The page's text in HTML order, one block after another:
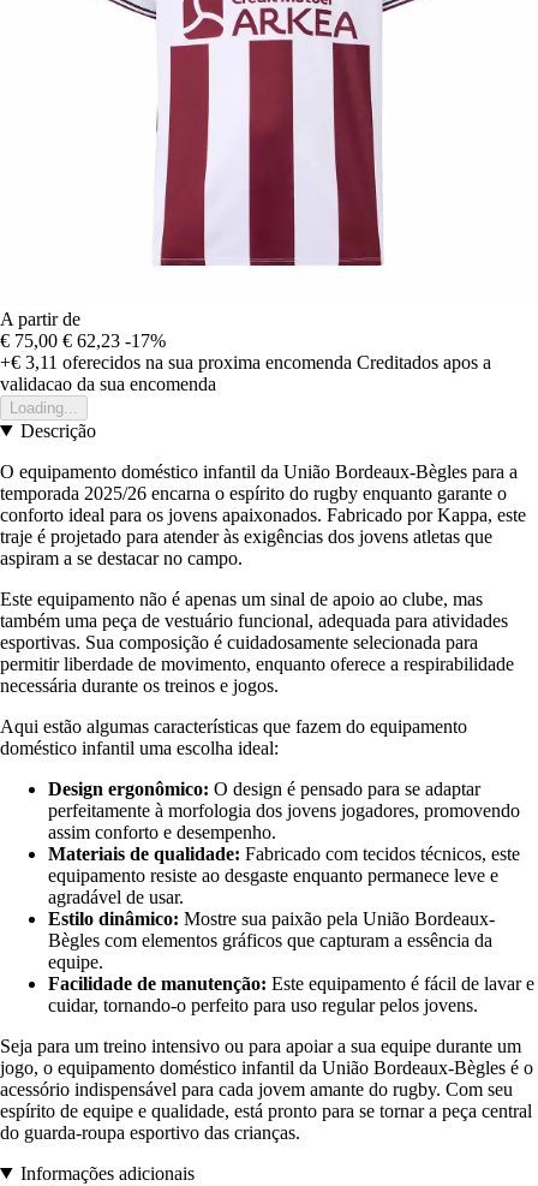
A partir de
€ 75,00 € 62,23 -17%
+€ 3,11 oferecidos na sua proxima encomenda Creditados apos a
validacao da sua encomenda
Loading...
Descrição
O equipamento doméstico infantil da União Bordeaux-Bègles para a
temporada 2025/26 encarna o espírito do rugby enquanto garante o
conforto ideal para os jovens apaixonados. Fabricado por Kappa, este
traje é projetado para atender às exigências dos jovens atletas que
aspiram a se destacar no campo.
Este equipamento não é apenas um sinal de apoio ao clube, mas
também uma peça de vestuário funcional, adequada para atividades
esportivas. Sua composição é cuidadosamente selecionada para
permitir liberdade de movimento, enquanto oferece a respirabilidade
necessária durante os treinos e jogos.
Aqui estão algumas características que fazem do equipamento
doméstico infantil uma escolha ideal:
Design ergonômico: O design é pensado para se adaptar
perfeitamente à morfologia dos jovens jogadores, promovendo
assim conforto e desempenho.
Materiais de qualidade: Fabricado com tecidos técnicos, este
equipamento resiste ao desgaste enquanto permanece leve e
agradável de usar.
Estilo dinâmico: Mostre sua paixão pela União Bordeaux-
Bègles com elementos gráficos que capturam a essência da
equipe.
Facilidade de manutenção: Este equipamento é fácil de lavar e
cuidar, tornando-o perfeito para uso regular pelos jovens.
Seja para um treino intensivo ou para apoiar a sua equipe durante um
jogo, o equipamento doméstico infantil da União Bordeaux-Bègles é o
acessório indispensável para cada jovem amante do rugby. Com seu
espírito de equipe e qualidade, está pronto para se tornar a peça central
do guarda-roupa esportivo das crianças.
Informações adicionais